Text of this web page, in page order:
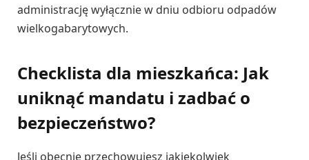
administrację wyłącznie w dniu odbioru odpadów
wielkogabarytowych.
Checklista dla mieszkańca: Jak
uniknąć mandatu i zadbać o
bezpieczeństwo?
Jeśli obecnie przechowujesz jakiekolwiek